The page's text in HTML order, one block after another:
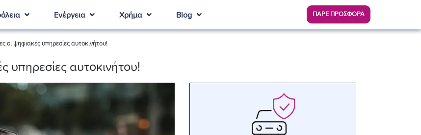
Ενέργεια Χρήμα Blog ΠΑΡΕ ΠΡΟΣΦΟΡΑ
οι ψηφιακές υπηρεσίες αυτοκινήτου!
υπηρεσίες αυτοκινήτου!